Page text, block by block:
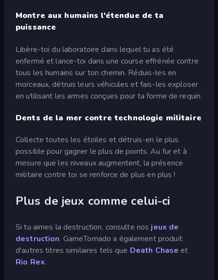
Montre aux humains l'étendue de ta
puissance
Libère-toi du laboratoire dans lequel tu as été
enfermé et lance-toi dans une course effrénée contre
tous les humains sur ton chemin. Réduis-les en
morceaux, détruis leurs véhicules et fais-les exploser
en utilisant les armes conçues pour ta forme de requin.
Dents de la mer contre technologie militaire
Collecte toutes les étoiles et détruis-en le plus
possible pour gagner le plus de points. Au fur et à
mesure que les niveaux augmentent, la présence
militaire contre toi se renforce de plus en plus !
Plus de jeux comme celui-ci
Si tu aimes la destruction, consulte nos jeux de
destruction. GameTornado a également produit
d'autres titres similaires tels que Death Chaseet
Rio Rex.